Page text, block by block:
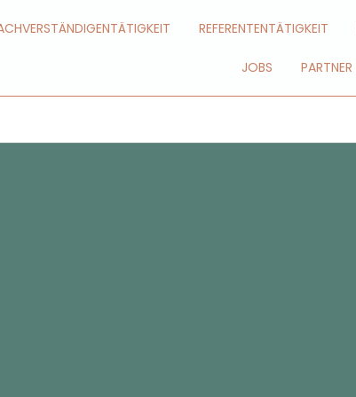
REFERENTENTÄTIGKEIT
JOBS PARTNER